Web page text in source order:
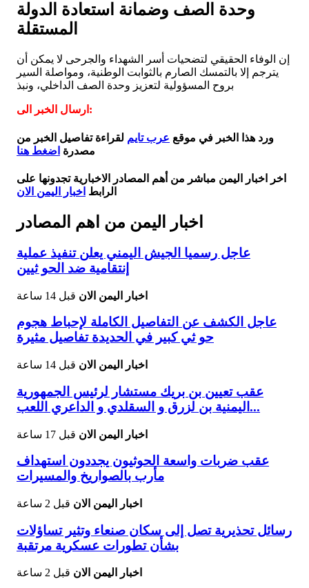
وحدة الصف وضمانة استعادة الدولة
المستقلة
إن الوفاء الحقيقي لتضحيات أسر الشهداء والجرحى لا يمكن أن
يترجم إلا بالتمسك الصارم بالثوابت الوطنية، ومواصلة السير
بروح المسؤولية لتعزيز وحدة الصف الداخلي، ونبذ
ارسال الخبر الى:
ورد هذا الخبر في موقع عرب تايم لقراءة تفاصيل الخبر من
مصدرة اضغط هنا
اخر اخبار اليمن مباشر من أهم المصادر الاخبارية تجدونها على
الرابط اخبار اليمن الان
اخبار اليمن من اهم المصادر
عاجل رسميا الجيش اليمني يعلن تنفيذ عملية
إنتقامية ضد الحو ثيين
اخبار اليمن الان قبل 14 ساعة
عاجل الكشف عن التفاصيل الكاملة لإحباط هجوم
حو ثي كبير في الحديدة تفاصيل مثيرة
اخبار اليمن الان قبل 14 ساعة
عقب تعيين بن بريك مستشار لرئيس الجمهورية
اليمنية بن لزرق و السقلدي و الداعري اللعب...
اخبار اليمن الان قبل 17 ساعة
عقب ضربات واسعة الحوثيون يجددون استهداف
مأرب بالصواريخ والمسيرات
اخبار اليمن الان قبل 2 ساعة
رسائل تحذيرية تصل إلى سكان صنعاء وتثير تساؤلات
بشأن تطورات عسكرية مرتقبة
اخبار اليمن الان قبل 2 ساعة